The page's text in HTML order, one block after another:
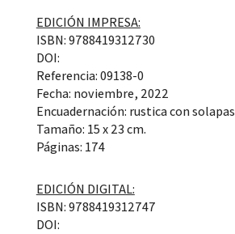
EDICIÓN IMPRESA:
ISBN: 9788419312730
DOI:
Referencia: 09138-0
Fecha: noviembre, 2022
Encuadernación: rustica con solapas
Tamaño: 15 x 23 cm.
Páginas: 174
EDICIÓN DIGITAL:
ISBN: 9788419312747
DOI: